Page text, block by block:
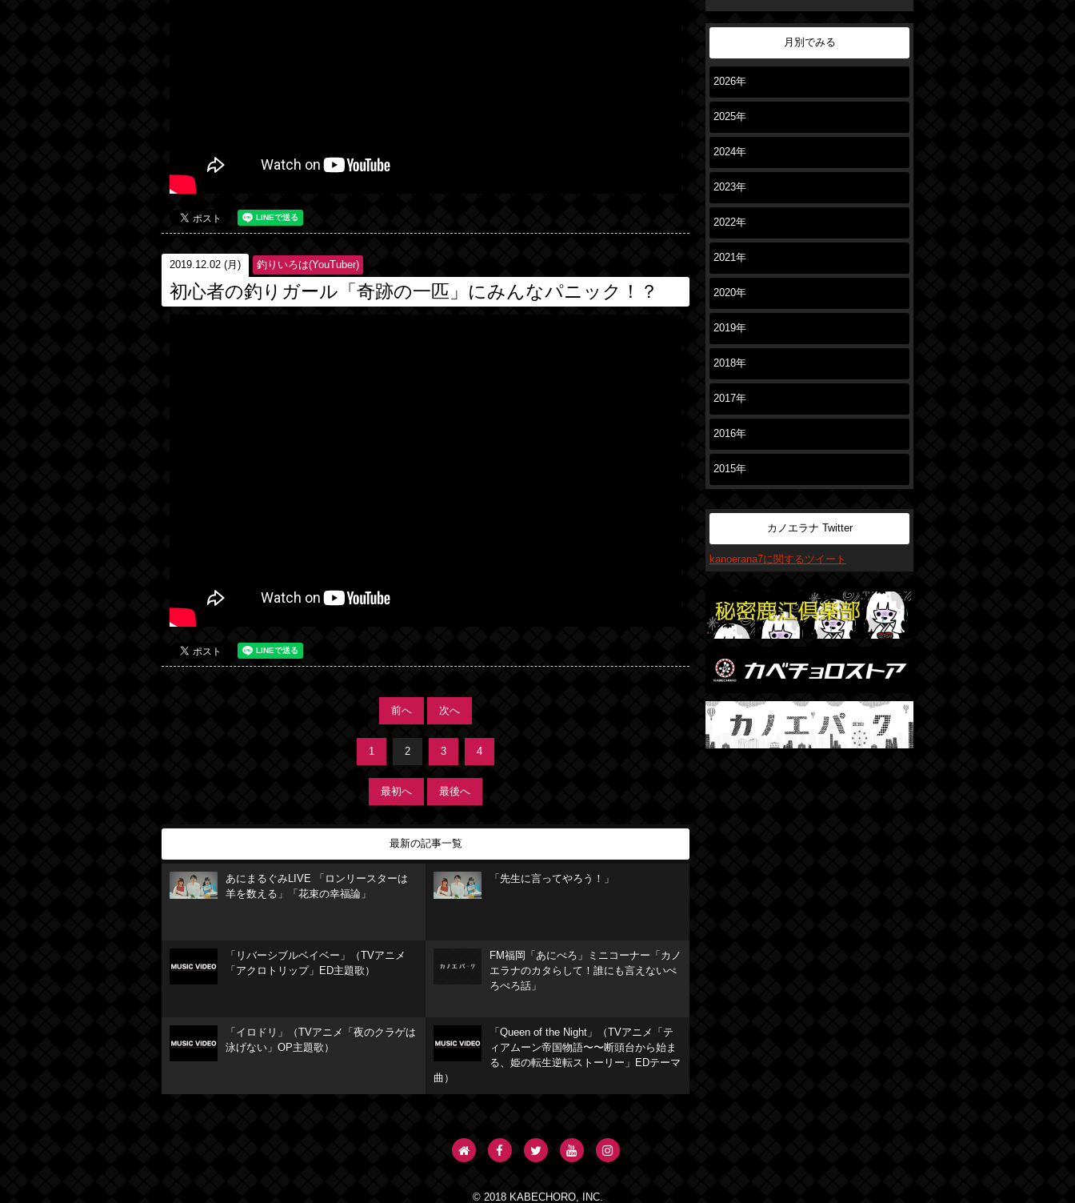
2019.12.02 (月) 釣りいろは(YouTuber)
初心者の釣りガール「奇跡の一匹」にみんなパニック！？
前へ 次へ
1 2 3 4
最初へ 最後へ
最新の記事一覧
あにまるぐみLIVE 「ロンリースターは
羊を数える」「花束の幸福論」
「先生に言ってやろう！」
「リバーシブルベイベー」（TVアニメ
「アクロトリップ」ED主題歌）
FM福岡「あにぺろ」ミニコーナー「カノ
エラナのカタらして！誰にも言えないぺ
ろぺろ話」
「イロドリ」（TVアニメ「夜のクラゲは
泳げない」OP主題歌）
「Queen of the Night」（TVアニメ「テ
ィアムーン帝国物語〜〜断頭台から始ま
る、姫の転生逆転ストーリー」EDテーマ
曲）
月別でみる
2026年
2025年
2024年
2023年
2022年
2021年
2020年
2019年
2018年
2017年
2016年
2015年
カノエラナ Twitter
kanoerana7に関するツイート
© 2018 KABECHORO, INC.